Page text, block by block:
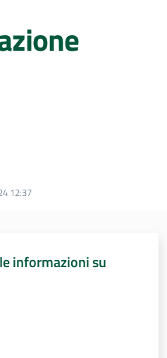
12:37
informazioni su